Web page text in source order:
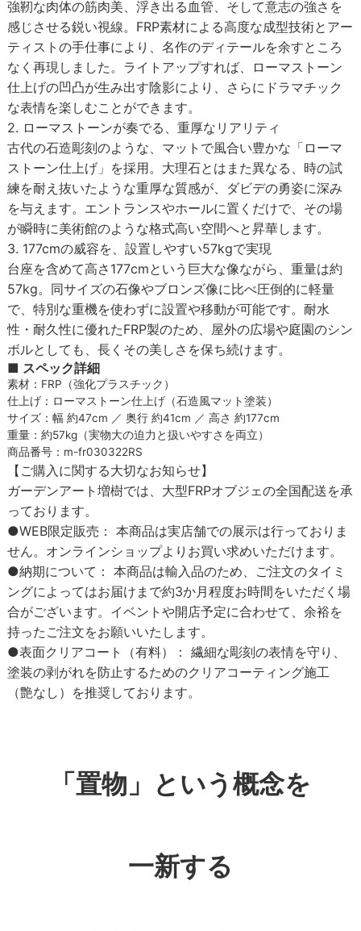
強靭な肉体の筋肉美、浮き出る血管、そして意志の強さを
感じさせる鋭い視線。FRP素材による高度な成型技術とアー
ティストの手仕事により、名作のディテールを余すところ
なく再現しました。ライトアップすれば、ローマストーン
仕上げの凹凸が生み出す陰影により、さらにドラマチック
な表情を楽しむことができます。
2. ローマストーンが奏でる、重厚なリアリティ
古代の石造彫刻のような、マットで風合い豊かな「ローマ
ストーン仕上げ」を採用。大理石とはまた異なる、時の試
練を耐え抜いたような重厚な質感が、ダビデの勇姿に深み
を与えます。エントランスやホールに置くだけで、その場
が瞬時に美術館のような格式高い空間へと昇華します。
3. 177cmの威容を、設置しやすい57kgで実現
台座を含めて高さ177cmという巨大な像ながら、重量は約
57kg。同サイズの石像やブロンズ像に比べ圧倒的に軽量
で、特別な重機を使わずに設置や移動が可能です。耐水
性・耐久性に優れたFRP製のため、屋外の広場や庭園のシン
ボルとしても、長くその美しさを保ち続けます。
■ スペック詳細
素材：FRP（強化プラスチック）
仕上げ：ローマストーン仕上げ（石造風マット塗装）
サイズ：幅 約47cm ／ 奥行 約41cm ／ 高さ 約177cm
重量：約57kg（実物大の迫力と扱いやすさを両立）
商品番号：m-fr030322RS
【ご購入に関する大切なお知らせ】
ガーデンアート増樹では、大型FRPオブジェの全国配送を承
っております。
●WEB限定販売： 本商品は実店舗での展示は行っておりま
せん。オンラインショップよりお買い求めいただけます。
●納期について： 本商品は輸入品のため、ご注文のタイミ
ングによってはお届けまで約3か月程度お時間をいただく場
合がございます。イベントや開店予定に合わせて、余裕を
持ったご注文をお願いいたします。
●表面クリアコート（有料）： 繊細な彫刻の表情を守り、
塗装の剥がれを防止するためのクリアコーティング施工
（艶なし）を推奨しております。
「置物」という概念を
一新する